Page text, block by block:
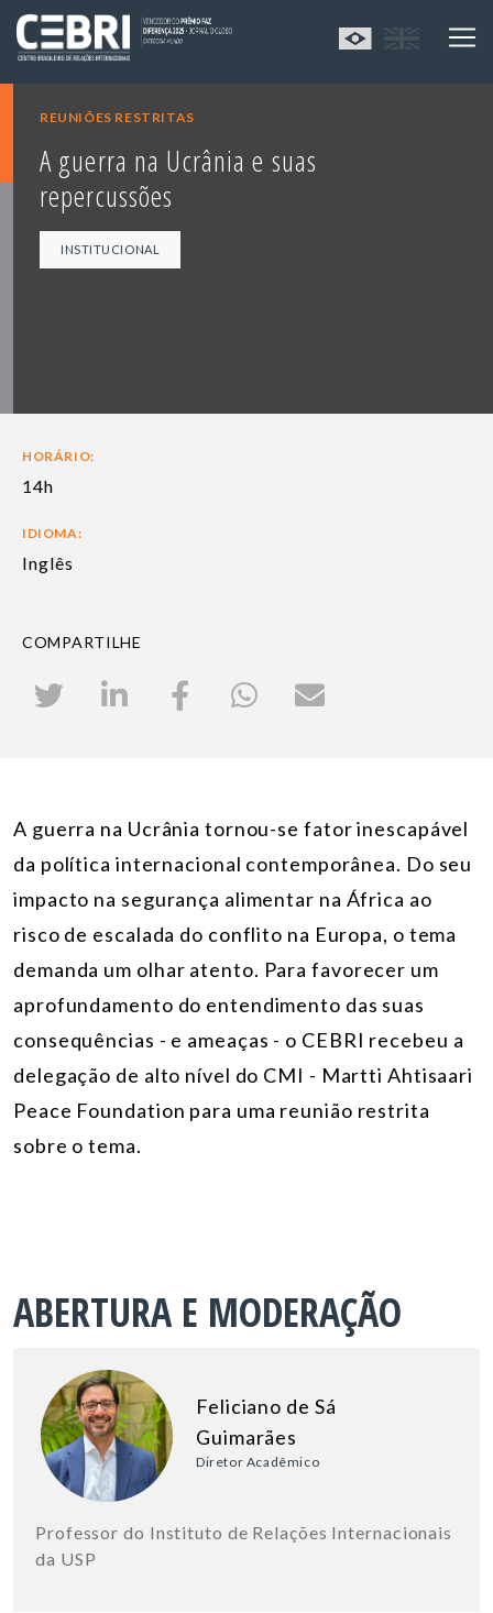
REUNIÕES RESTRITAS
A guerra na Ucrânia e suas
repercussões
INSTITUCIONAL
HORÁRIO:
14h
IDIOMA:
Inglês
COMPARTILHE
A guerra na Ucrânia tornou-se fator inescapável
da política internacional contemporânea. Do seu
impacto na segurança alimentar na África ao
risco de escalada do conflito na Europa, o tema
demanda um olhar atento. Para favorecer um
aprofundamento do entendimento das suas
consequências - e ameaças - o CEBRI recebeu a
delegação de alto nível do CMI - Martti Ahtisaari
Peace Foundation para uma reunião restrita
sobre o tema.
ABERTURA E MODERAÇÃO
Feliciano de Sá
Guimarães
Diretor Acadêmico
Professor do Instituto de Relações Internacionais
da USP